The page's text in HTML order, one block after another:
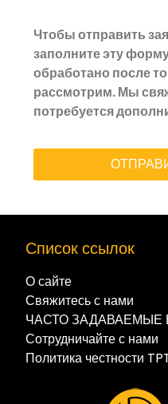
Чтобы отправить
заполните эту
обработано после
рассмотрим. Мы
потребуется
Список ссылок
О сайте
Свяжитесь с нами
ЧАСТО
Сотрудничайте с нами
Политика честности